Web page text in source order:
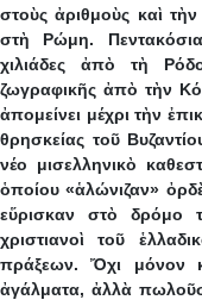
στοὺς ἀριθμοὺς καὶ
στὴ Ρώμη.
χιλιάδες ἀπὸ τὴ
ζωγραφικῆς ἀπὸ τὴν
ἀπομείνει μέχρι τὴν
θρησκείας τοῦ
νέο μισελληνικὸ
ὁποίου «ἁλώνιζαν»
εὕρισκαν στὸ δρόμο
χριστιανοὶ τοῦ
πράξεων. Ὄχι μόνον
ἀγάλματα, ἀλλὰ